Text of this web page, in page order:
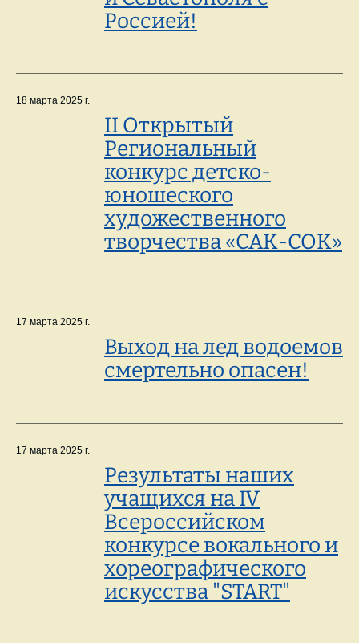
Россией!
18 марта 2025 г.
II Открытый
Региональный
конкурс детско-
юношеского
художественного
творчества «САК-СОК»
17 марта 2025 г.
Выход на лед водоемов
смертельно опасен!
17 марта 2025 г.
Результаты наших
учащихся на IV
Всероссийском
конкурсе вокального и
хореографического
искусства "START"